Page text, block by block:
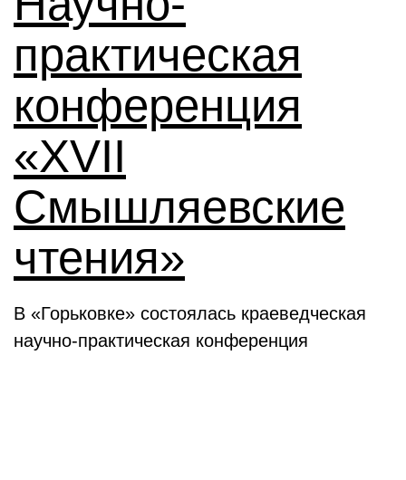
практическая
конференция
«XVII
Смышляевские
чтения»
В «Горьковке» состоялась краеведческая
научно-практическая конференция